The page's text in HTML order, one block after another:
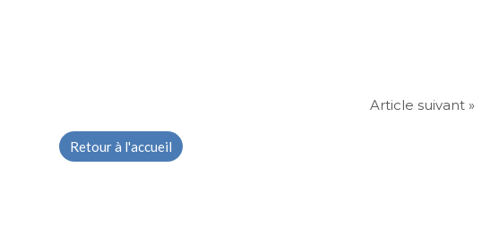
Article suivant »
Retour à l'accueil